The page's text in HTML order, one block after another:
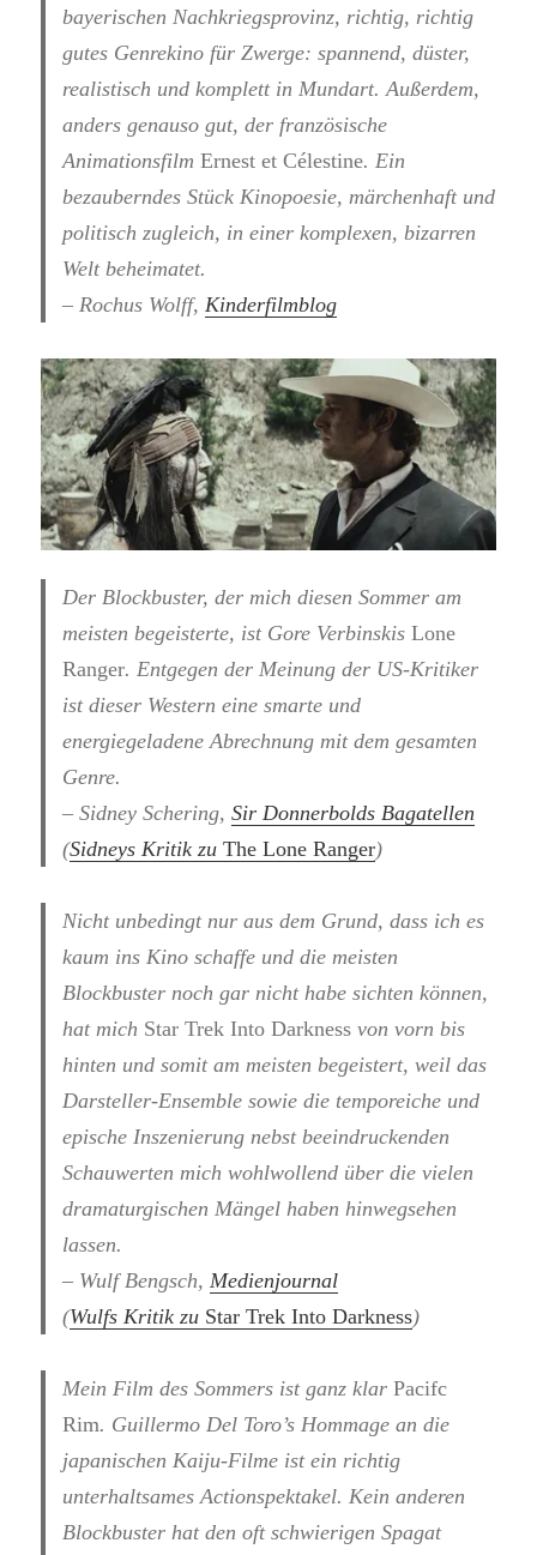
bayerischen Nachkriegsprovinz, richtig, richtig
gutes Genrekino für Zwerge: spannend, düster,
realistisch und komplett in Mundart. Außerdem,
anders genauso gut, der französische
AnimationsfilmErnest et Célestine. Ein
bezauberndes Stück Kinopoesie, märchenhaft und
politisch zugleich, in einer komplexen, bizarren
Welt beheimatet.
– Rochus Wolff,Kinderfilmblog
Der Blockbuster, der mich diesen Sommer am
meisten begeisterte, ist Gore VerbinskisLone
Ranger. Entgegen der Meinung der US-Kritiker
ist dieser Western eine smarte und
energiegeladene Abrechnung mit dem gesamten
Genre.
– Sidney Schering,Sir Donnerbolds Bagatellen
(Sidneys Kritik zuThe Lone Ranger)
Nicht unbedingt nur aus dem Grund, dass ich es
kaum ins Kino schaffe und die meisten
Blockbuster noch gar nicht habe sichten können,
hat mich Star Trek Into Darkness von vorn bis
hinten und somit am meisten begeistert, weil das
Darsteller-Ensemble sowie die temporeiche und
epische Inszenierung nebst beeindruckenden
Schauwerten mich wohlwollend über die vielen
dramaturgischen Mängel haben hinwegsehen
lassen.
– Wulf Bengsch,Medienjournal
(Wulfs Kritik zu Star Trek Into Darkness)
Mein Film des Sommers ist ganz klarPacifc
Rim. Guillermo Del Toro’s Hommage an die
japanischen Kaiju-Filme ist ein richtig
unterhaltsames Actionspektakel. Kein anderen
Blockbuster hat den oft schwierigen Spagat